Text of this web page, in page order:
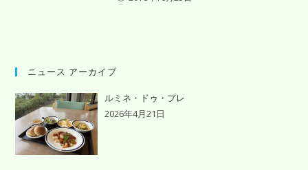
ニュース アーカイブ
ルミネ・ドゥ・プレ
2026年4月21日